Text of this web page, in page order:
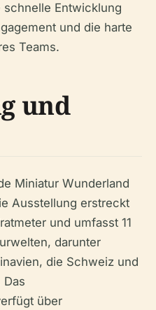
schnelle Entwicklung
und die harte
Teams.
und
Miniatur Wunderland
Ausstellung erstreckt
und umfasst 11
darunter
die Schweiz und
Das
über